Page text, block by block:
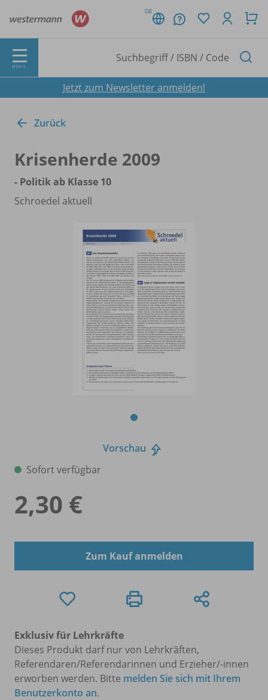
DE
MENÜ
Jetzt zum Newsletter anmelden!
Zurück
Krisenherde 2009
- Politik ab Klasse 10
Schroedel aktuell
Vorschau
Sofort verfügbar
2,30 €
Zum Kauf anmelden
Exklusiv für Lehrkräfte
Dieses Produkt darf nur von Lehrkräften,
Referendaren/Referendarinnen und Erzieher/-innen
erworben werden. Bitte melden Sie sich mit Ihrem
Benutzerkonto an.